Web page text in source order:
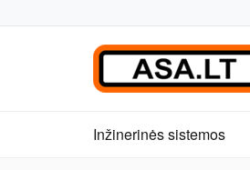
Inžinerinės sistemos